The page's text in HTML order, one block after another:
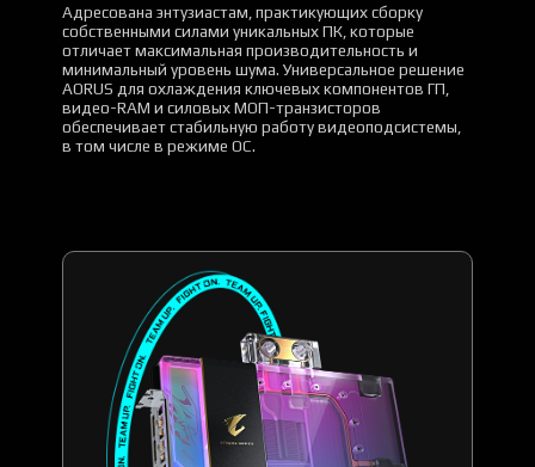
Адресована энтузиастам, практикующих сборку
собственными силами уникальных ПК, которые
отличает максимальная производительность и
минимальный уровень шума. Универсальное решение
AORUS для охлаждения ключевых компонентов ГП,
видео-RAM и силовых МОП-транзисторов
обеспечивает стабильную работу видеоподсистемы,
в том числе в режиме OC.